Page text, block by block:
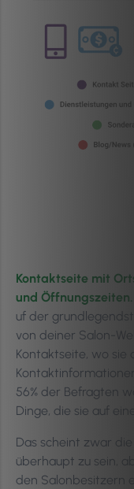
Kontaktseite mit
und Öffnungszeiten.
uf der
von deiner Salon-
Kontaktseite, wo sie
56% der Befragten
Dinge, die sie auf
Das scheint zwar
überhaupt zu sein,
den Salonbesitzern